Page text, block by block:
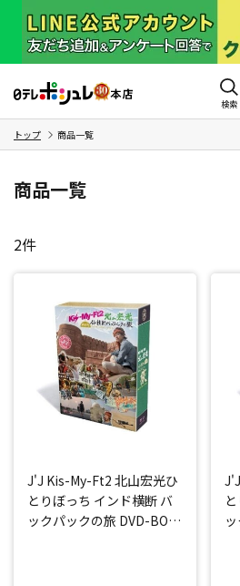
検索
トップ 商品一覧
商品一覧
2件
J'J Kis-My-Ft2 北山宏光ひ
とりぼっち インド横断 バ
ックパックの旅 DVD-BOX